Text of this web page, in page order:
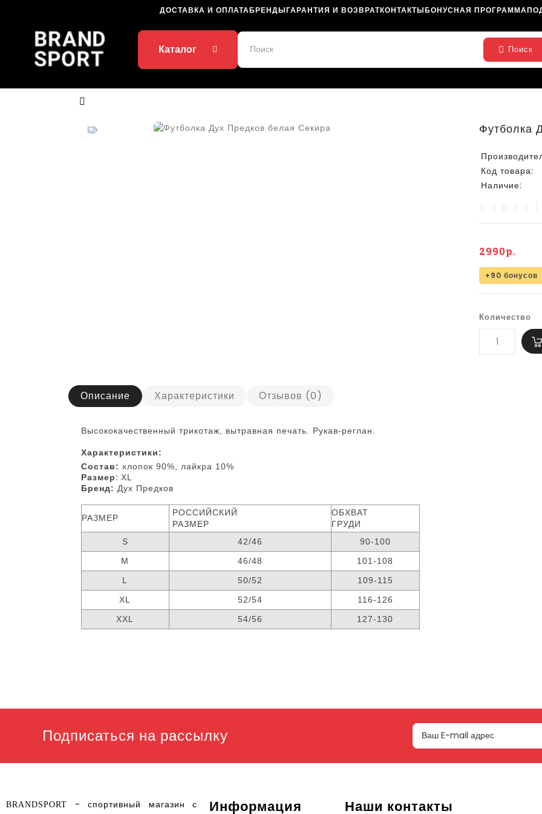
ДОСТАВКА И ОПЛАТА БРЕНДЫ ГАРАНТИЯ И ВОЗВРАТКОНТАКТЫ БОНУСНАЯ ПРОГРАММА
Каталог
Поиск
Футболка
Код товара:
Наличие:
2990р.
+90 бонусов
Количество
Описание Характеристики Отзывов (0)
Высококачественный трикотаж, вытравная печать. Рукав-реглан.
Характеристики:
Состав: хлопок 90%, лайкра 10%
Размер: ХL
Бренд: Дух Предков
РАЗМЕР
РОССИЙСКИЙ
РАЗМЕР
ОБХВАТ
ГРУДИ
S
42/46
90-100
M
46/48
101-108
L
50/52
109-115
XL
52/54
116-126
XXL
54/56 127-130
Подписаться на рассылку
BRANDSPORT
- спортивный магазин с
Информация Наши контакты